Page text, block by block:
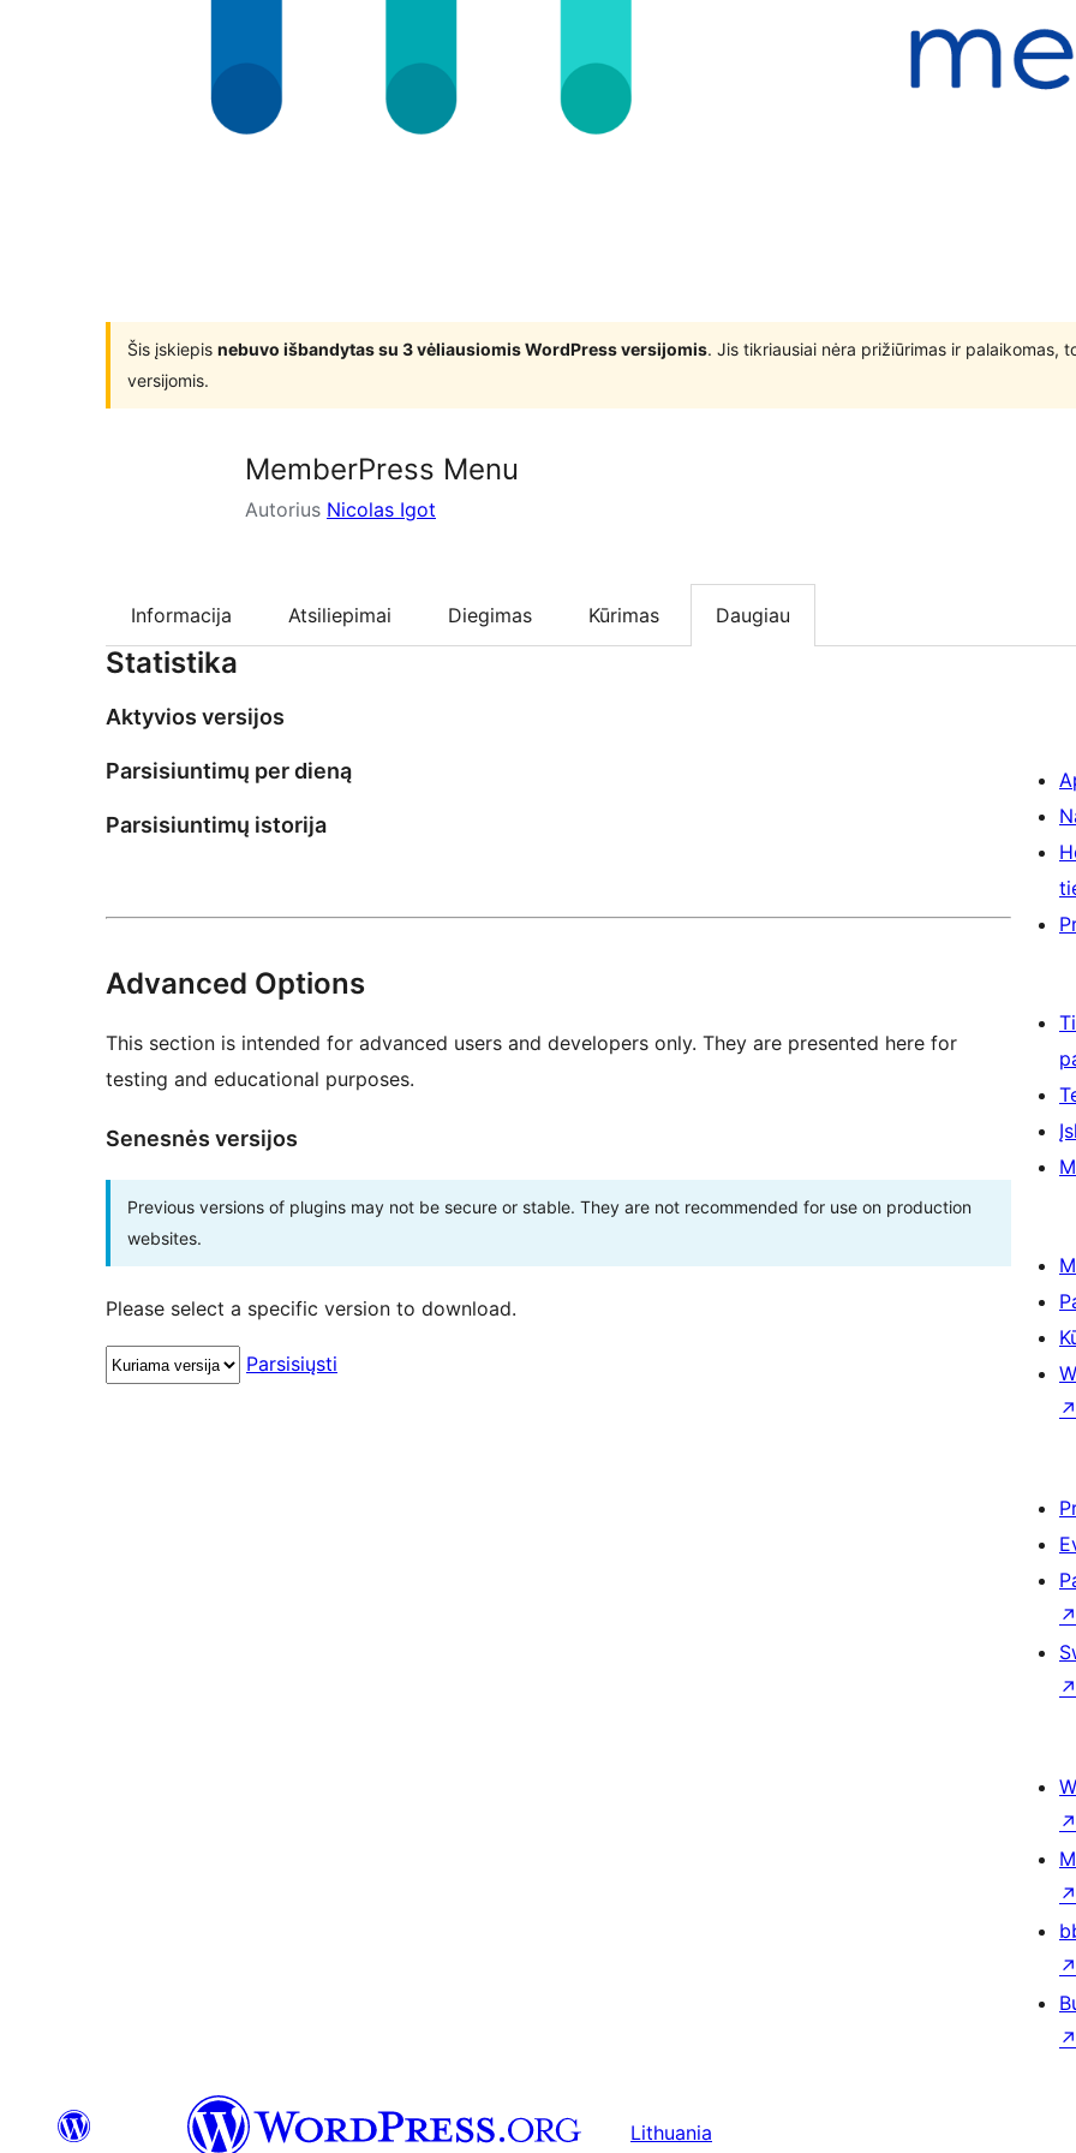
Šis įskiepis nebuvo išbandytas su 3 vėliausiomis WordPress versijomis. Jis tikriausiai nėra prižiūrimas ir palaikomas,
versijomis.
MemberPress Menu
Autorius Nicolas Igot
Informacija Atsiliepimai Diegimas Kūrimas Daugiau
Statistika
Aktyvios versijos
Parsisiuntimų per dieną
Parsisiuntimų istorija
Advanced Options
This section is intended for advanced users and developers only. They are presented here for
testing and educational purposes.
Senesnės versijos
Previous versions of plugins may not be secure or stable. They are not recommended for use on production
websites.
Please select a specific version to download.
Parsisiųsti
↗
↗
↗
↗
↗
↗
↗
Lithuania